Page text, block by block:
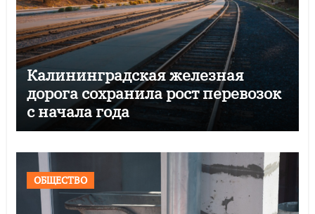
Калининградская железная
дорога сохранила рост перевозок
с начала года
ОБЩЕСТВО